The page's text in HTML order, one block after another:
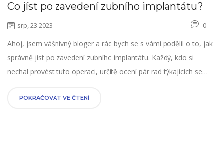
Co jíst po zavedení zubního implantátu?
srp, 23 2023 0
Ahoj, jsem vášnívný bloger a rád bych se s vámi podělil o to, jak
správně jíst po zavedení zubního implantátu. Každý, kdo si
nechal provést tuto operaci, určitě ocení pár rad týkajících se
zajištěno správné hojení a dlouhodobá funkčnost implantátu.
POKRAČOVAT VE ČTENÍ